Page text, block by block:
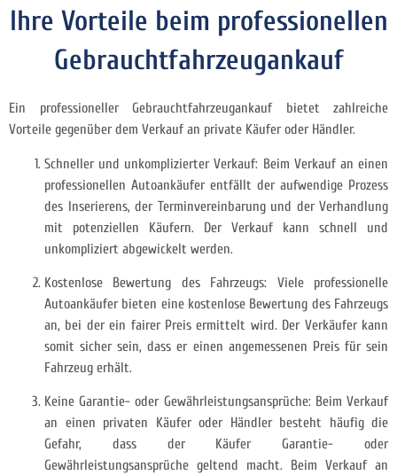
Ihre Vorteile beim professionellen
Gebrauchtfahrzeugankauf
Ein professioneller Gebrauchtfahrzeugankauf bietet zahlreiche
Vorteile gegenüber dem Verkauf an private Käufer oder Händler.
Schneller und unkomplizierter Verkauf: Beim Verkauf an einen
professionellen Autoankäufer entfällt der aufwendige Prozess
des Inserierens, der Terminvereinbarung und der Verhandlung
mit potenziellen Käufern. Der Verkauf kann schnell und
unkompliziert abgewickelt werden.
Kostenlose Bewertung des Fahrzeugs: Viele professionelle
Autoankäufer bieten eine kostenlose Bewertung des Fahrzeugs
an, bei der ein fairer Preis ermittelt wird. Der Verkäufer kann
somit sicher sein, dass er einen angemessenen Preis für sein
Fahrzeug erhält.
Keine Garantie- oder Gewährleistungsansprüche: Beim Verkauf
an einen privaten Käufer oder Händler besteht häufig die
Gefahr, dass der Käufer Garantie- oder
Gewährleistungsansprüche geltend macht. Beim Verkauf an